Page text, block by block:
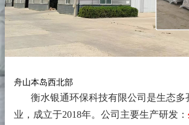
舟山本岛西北部
衡水银通环保科技有限公司是生态多
业，成立于2018年。 公司主要生产研发：